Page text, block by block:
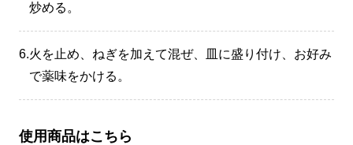
炒める。
6.火を止め、ねぎを加えて混ぜ、皿に盛り付け、お好み
で薬味をかける。
使用商品はこちら